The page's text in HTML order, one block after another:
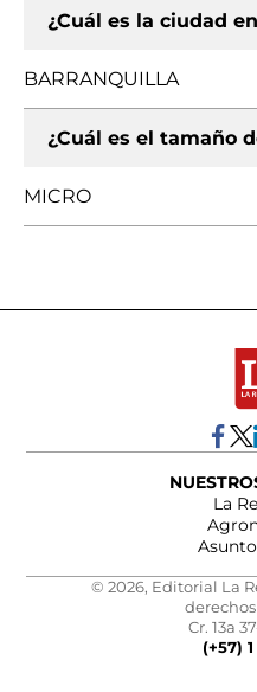
¿Cuál es la ciudad
BARRANQUILLA
¿Cuál es el tamaño
MICRO
La
© 2026, Editorial La
Cr. 13a
(+57)